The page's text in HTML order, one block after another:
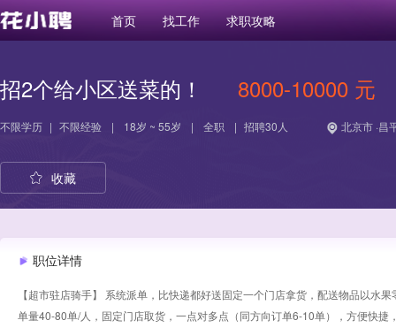
首页 找工作 求职攻略
招2个给小区送菜的！ 8000-10000 元
不限学历 | 不限经验 | 18岁 ~ 55岁 | 全职 | 招聘30人 北京市 ·昌
收藏
职位详情
【超市驻店骑手】 系统派单，比快递都好送固定一个门店拿货，配送物品以
单量40-80单/人，固定门店取货，一点对多点（同方向订单6-10单），方便快